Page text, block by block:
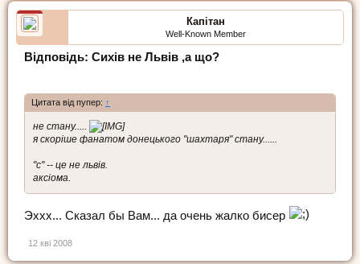
Капітан
Well-Known Member
Відповідь: Сихів не Львів ,а що?
Цитата від пупер: ↑
не стану.....
я скоріше фанатом донецького "шахтаря" стану......
"с" -- це не львів.
аксіома.
Эххх... Сказал бы Вам... да очень жалко бисер
12 кві 2008